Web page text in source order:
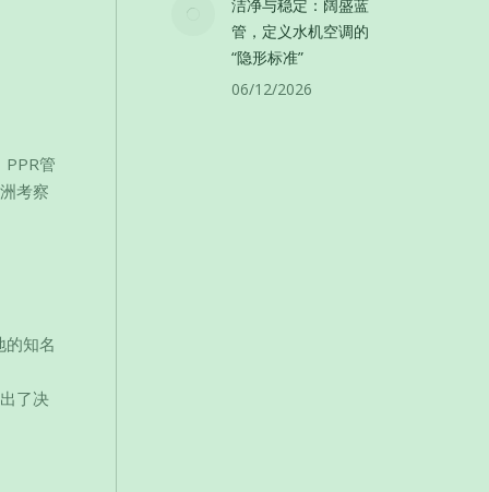
管
考察
知名
了决
洁净与稳定：阔盛蓝
管，定义水机空调的
“隐形标准”
06/12/2026